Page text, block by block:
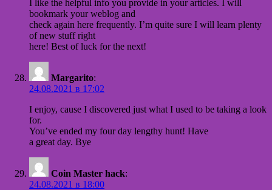
I like the helpful info you provide in your articles. I will
bookmark your weblog and
check again here frequently. I’m quite sure I will learn plenty
of new stuff right
here! Best of luck for the next!
Margarito:
24.08.2021 в 17:02
I enjoy, cause I discovered just what I used to be taking a look
for.
You’ve ended my four day lengthy hunt! Have
a great day. Bye
Coin Master hack:
24.08.2021 в 18:00